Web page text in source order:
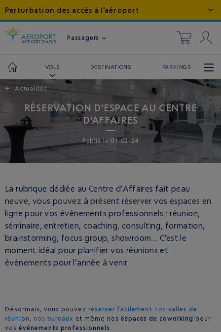
Perturbation des accès à l'aéroport
Passagers
VOLS DESTINATIONS PARKINGS
← Actualités
RÉSERVATION D'ESPACE AU CENTRE
D'AFFAIRES
Publiéle 01-02-24
La rubrique dédiée au Centre d’Affaires fait peau
neuve, vous pouvez à présent réserver vos espaces en
ligne pour vos évènements professionnels : réunion,
séminaire, entretien, coaching, consulting, formation,
brainstorming, focus group, showroom... C’est le
moment idéal pour planifier vos réunions et
événements pour l’année à venir.
Désormais, vous pouvezréserver facilement nos salles de
réunion , nos bureaux et même nos espaces de coworking pour
vos événements professionnels .